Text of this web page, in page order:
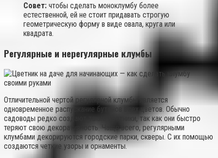
Совет: чтобы сделать моноклумбу более
естественной, ей не стоит придавать строгую
геометрическую форму в виде овала, круга или
квадрата.
Регулярные и нерегулярные клумбы
Отличительной чертой регулярной клумбы является
одновременное распускание бутонов всех цветов. Обычно
садоводы редко создают такие цветники, так как они быстро
теряют свою декоративность. Чаще всего, регулярными
клумбами декорируются городские парки, скверы. С их помощью
создаются четкие узоры и орнаменты.